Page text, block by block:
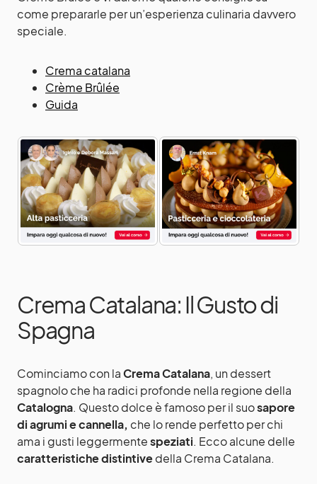
come prepararle per un’esperienza culinaria davvero
speciale.
Crema catalana
Crème Brûlée
Guida
Crema Catalana: Il Gusto di
Spagna
Cominciamo con laCrema Catalana, un dessert
spagnolo che ha radici profonde nella regione della
Catalogna. Questo dolce è famoso per il suosapore
di agrumi e cannella, che lo rende perfetto per chi
ama i gusti leggermentespeziati. Ecco alcune delle
caratteristiche distintivedella Crema Catalana.